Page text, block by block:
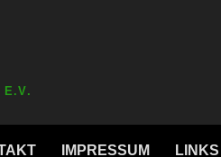
E.V.
IMPRESSUM LINKS